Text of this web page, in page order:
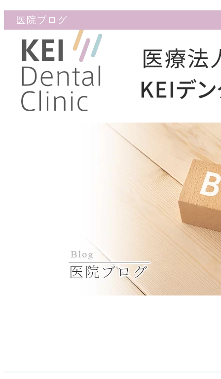
医院ブログ